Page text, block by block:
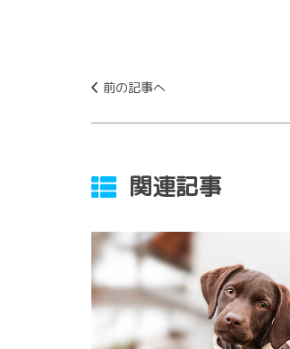
前の記事へ
関連記事